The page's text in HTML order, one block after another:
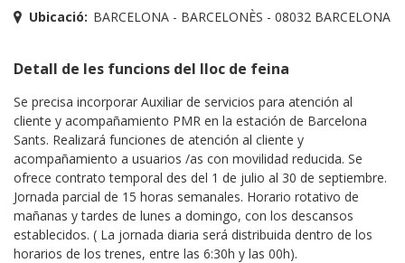
Ubicació: BARCELONA - BARCELONÈS - 08032 BARCELONA
Detall de les funcions del lloc de feina
Se precisa incorporar Auxiliar de servicios para atención al
cliente y acompañamiento PMR en la estación de Barcelona
Sants. Realizará funciones de atención al cliente y
acompañamiento a usuarios /as con movilidad reducida. Se
ofrece contrato temporal des del 1 de julio al 30 de septiembre.
Jornada parcial de 15 horas semanales. Horario rotativo de
mañanas y tardes de lunes a domingo, con los descansos
establecidos. ( La jornada diaria será distribuida dentro de los
horarios de los trenes, entre las 6:30h y las 00h).